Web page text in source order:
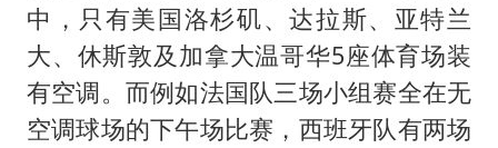
中，只有美国洛杉矶、达拉斯、亚特兰
大、休斯敦及加拿大温哥华5座体育场装
有空调。而例如法国队三场小组赛全在无
空调球场的下午场比赛，西班牙队有两场